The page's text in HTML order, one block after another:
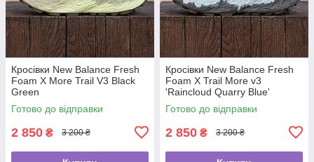
Кросівки New Balance Fresh
Foam X More Trail V3 Black
Green
Готово до відправки
2 850 ₴ 3 200 ₴
Кросівки New Balance Fresh
Foam X Trail More v3
'Raincloud Quarry Blue'
Готово до відправки
2 850 ₴ 3 200 ₴